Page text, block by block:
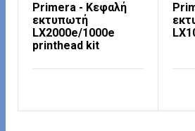
Primera - Κεφαλή
εκτυπωτή
LX2000e/1000e
printhead kit
ΔΙΑΒΆΣΤΕ ΠΕΡΙΣΣΌΤΕΡΑ